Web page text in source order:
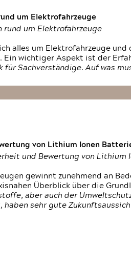
um Elektrofahrzeuge
rund um Elektrofahrzeuge
alles um Elektrofahrzeuge
Ein wichtiger Aspekt ist der
für Sachverständige. Auf was
von Lithium Ionen
und Bewertung von
gewinnt zunehmend an
Überblick über die
aber auch der
sehr gute